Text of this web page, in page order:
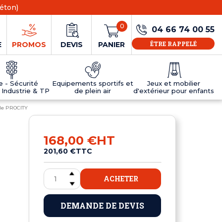
PROMOS DEVIS PANIER
0 04 66 74 00 55
ÊTRE RAPPELÉ
- Sécurité
& TP
Equipements sportifs et
de plein air
Tables de ping-pong en résine
Jeux et mobilier
d'extérieur pour enfants
MOBILIER D'EXTÉRIEUR POUR ENFANTS
PROCITY
168,00 €HT
201,60 €TTC
ACHETER
DEMANDE DE DEVIS